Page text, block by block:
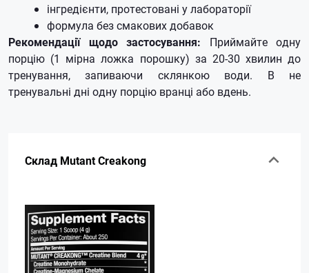
інгредієнти, протестовані у лабораторії
формула без смакових добавок
Рекомендації щодо застосування: Приймайте одну
порцію (1 мірна ложка порошку) за 20-30 хвилин до
тренування, запиваючи склянкою води. В не
тренувальні дні одну порцію вранці або вдень.
Склад Mutant Creakong